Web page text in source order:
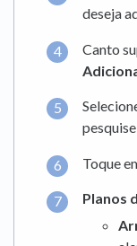
deseja
Canto
Toque
Planos